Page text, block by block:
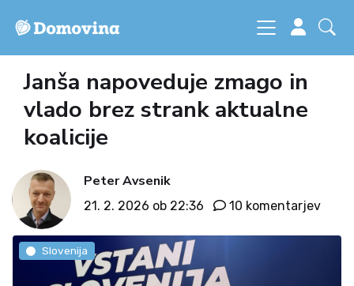
Janša napoveduje zmago in
vlado brez strank aktualne
koalicije
Peter Avsenik
21. 2. 2026 ob 22:36 10 komentarjev
Slovenija